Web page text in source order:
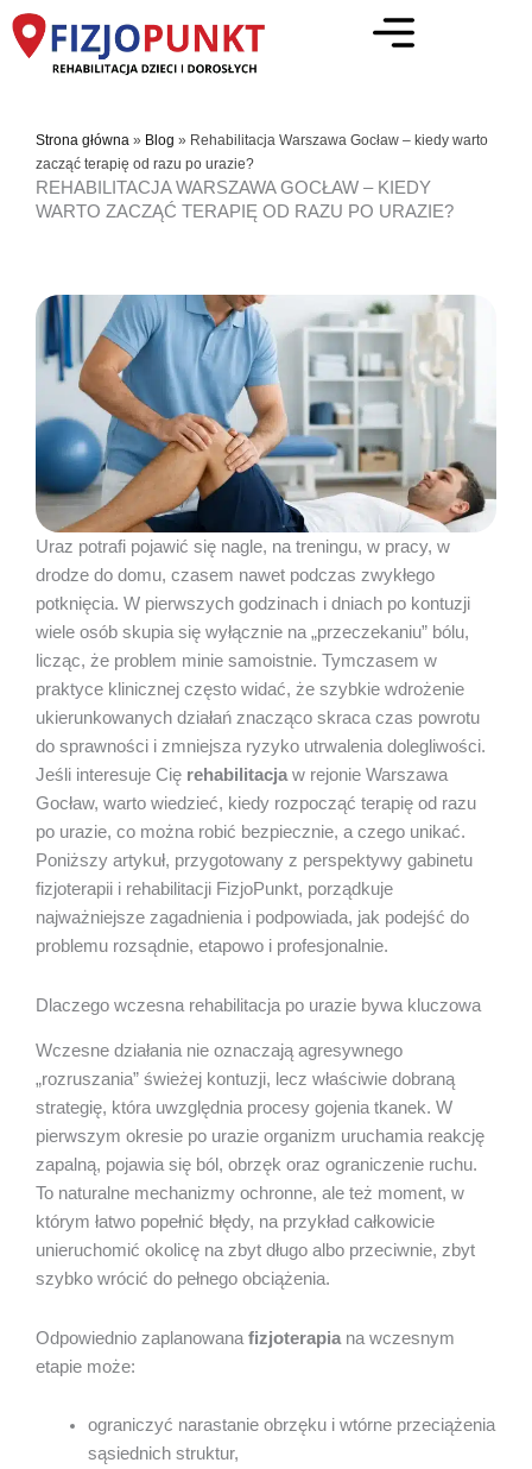
Przejdź
do
Strona główna » Blog » Rehabilitacja Warszawa Gocław – kiedy warto
zacząć terapię od razu po urazie?
REHABILITACJA WARSZAWA GOCŁAW – KIEDY
WARTO ZACZĄĆ TERAPIĘ OD RAZU PO URAZIE?
Uraz potrafi pojawić się nagle, na treningu, w pracy, w
drodze do domu, czasem nawet podczas zwykłego
potknięcia. W pierwszych godzinach i dniach po kontuzji
wiele osób skupia się wyłącznie na „przeczekaniu” bólu,
licząc, że problem minie samoistnie. Tymczasem w
praktyce klinicznej często widać, że szybkie wdrożenie
ukierunkowanych działań znacząco skraca czas powrotu
do sprawności i zmniejsza ryzyko utrwalenia dolegliwości.
Jeśli interesuje Cię rehabilitacjaw rejonie Warszawa
Gocław, warto wiedzieć, kiedy rozpocząć terapię od razu
po urazie, co można robić bezpiecznie, a czego unikać.
Poniższy artykuł, przygotowany z perspektywy gabinetu
fizjoterapii i rehabilitacji FizjoPunkt, porządkuje
najważniejsze zagadnienia i podpowiada, jak podejść do
problemu rozsądnie, etapowo i profesjonalnie.
Dlaczego wczesna rehabilitacja po urazie bywa kluczowa
Wczesne działania nie oznaczają agresywnego
„rozruszania” świeżej kontuzji, lecz właściwie dobraną
strategię, która uwzględnia procesy gojenia tkanek. W
pierwszym okresie po urazie organizm uruchamia reakcję
zapalną, pojawia się ból, obrzęk oraz ograniczenie ruchu.
To naturalne mechanizmy ochronne, ale też moment, w
którym łatwo popełnić błędy, na przykład całkowicie
unieruchomić okolicę na zbyt długo albo przeciwnie, zbyt
szybko wrócić do pełnego obciążenia.
Odpowiednio zaplanowana fizjoterapia na wczesnym
etapie może:
ograniczyć narastanie obrzęku i wtórne przeciążenia
sąsiednich struktur,